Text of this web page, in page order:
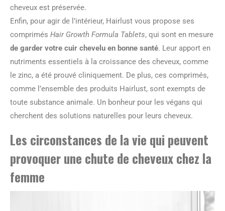
cheveux est préservée.
Enfin, pour agir de l’intérieur, Hairlust vous propose ses
comprimés Hair Growth Formula Tablets, qui sont en mesure
de garder votre cuir chevelu en bonne santé. Leur apport en
nutriments essentiels à la croissance des cheveux, comme
le zinc, a été prouvé cliniquement. De plus, ces comprimés,
comme l’ensemble des produits Hairlust, sont exempts de
toute substance animale. Un bonheur pour les végans qui
cherchent des solutions naturelles pour leurs cheveux.
Les circonstances de la vie qui peuvent
provoquer une chute de cheveux chez la
femme